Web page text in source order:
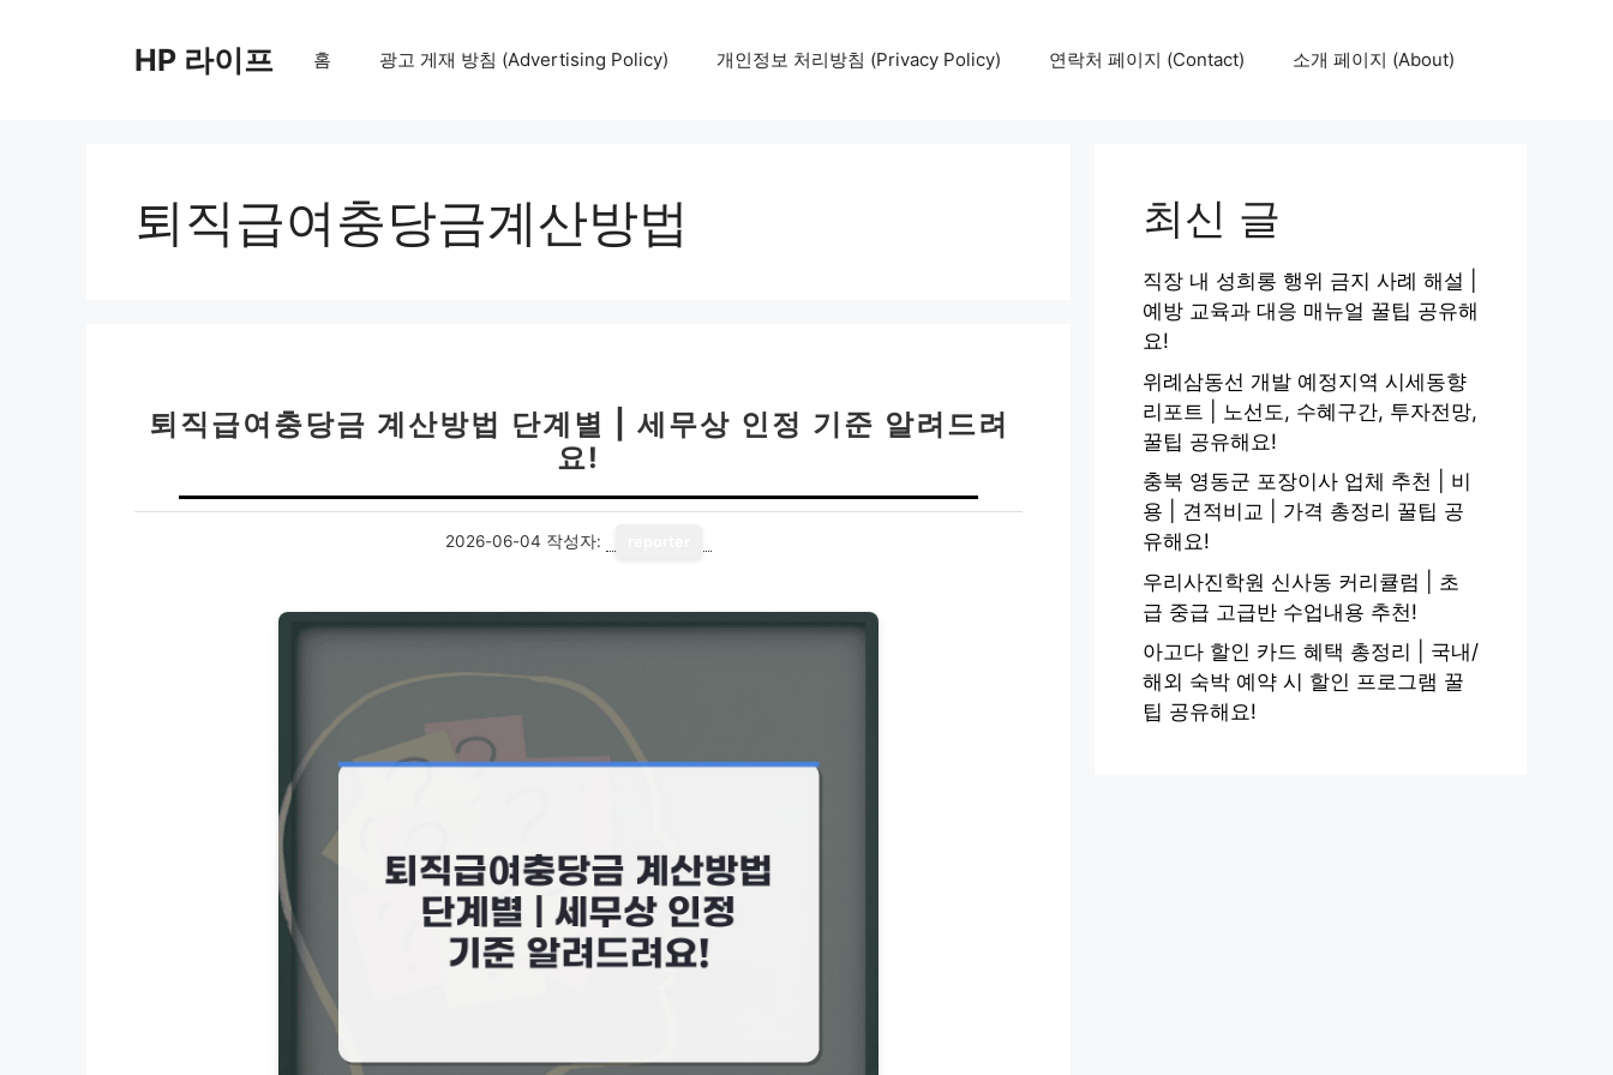
HP 라이프 홈 광고 게재 방침 (Advertising Policy) 개인정보 처리방침 (Privacy Policy) 연락처 페이지 (Contact) 소개 페이지 (About)
퇴직급여충당금계산방법
퇴직급여충당금 계산방법 단계별 | 세무상 인정 기준 알려드려
요!
2026-06-04 작성자:
최신 글
직장 내 성희롱 행위 금지 사례 해설 |
예방 교육과 대응 매뉴얼 꿀팁 공유해
요!
위례삼동선 개발 예정지역 시세동향
리포트 | 노선도, 수혜구간, 투자전망,
꿀팁 공유해요!
충북 영동군 포장이사 업체 추천 | 비
용 | 견적비교 | 가격 총정리 꿀팁 공
유해요!
우리사진학원 신사동 커리큘럼 | 초
급 중급 고급반 수업내용 추천!
아고다 할인 카드 혜택 총정리 | 국내/
해외 숙박 예약 시 할인 프로그램 꿀
팁 공유해요!